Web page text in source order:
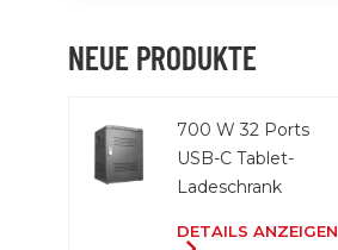
NEUE PRODUKTE
700 W 32 Ports
USB-C Tablet-
Ladeschrank
DETAILS ANZEIGEN